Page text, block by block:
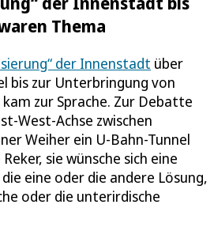
Thema
der Innenstadt über
bis zur Unterbringung von
zur Sprache. Zur Debatte
West-Achse zwischen
Weiher ein U-Bahn-Tunnel
sie wünsche sich eine
eine oder die andere Lösung,
oder die unterirdische